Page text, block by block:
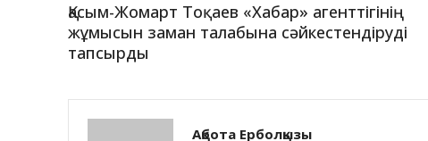
Қасым-Жомарт Тоқаев «Хабар» агенттігінің
жұмысын заман талабына сәйкестендіруді
тапсырды
Ақбота Ерболқызы